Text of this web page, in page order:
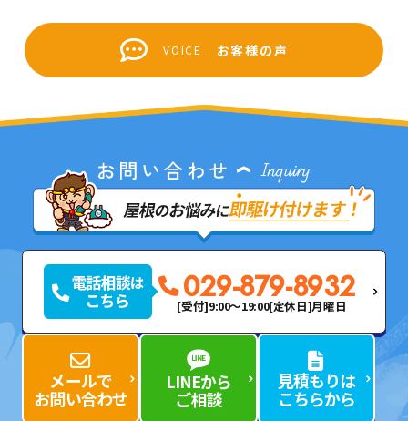
VOICE お客様の声
029-879-8932
[受付]9:00～19:00[定休日]月曜日
メールで
お問い合わせ
LINEから
ご相談
見積もりは
こちらから